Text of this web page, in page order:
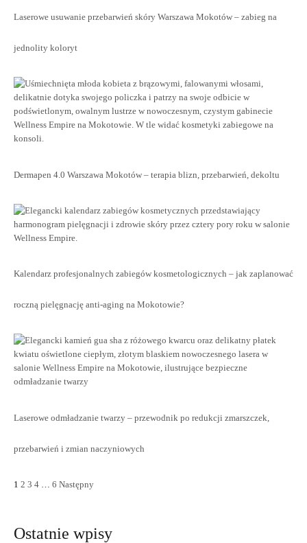
Laserowe usuwanie przebarwień skóry Warszawa Mokotów – zabieg na
jednolity koloryt
Dermapen 4.0 Warszawa Mokotów – terapia blizn, przebarwień, dekoltu
Kalendarz profesjonalnych zabiegów kosmetologicznych – jak zaplanować
roczną pielęgnację anti-aging na Mokotowie?
Laserowe odmładzanie twarzy – przewodnik po redukcji zmarszczek,
przebarwień i zmian naczyniowych
1 2 3 4 6 Następny
Ostatnie wpisy